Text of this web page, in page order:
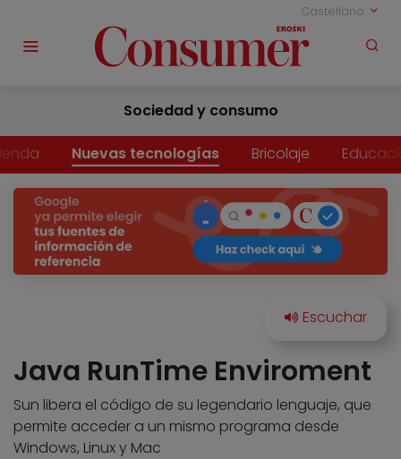
Castellano
Sociedad y consumo
Nuevas tecnologías Bricolaje
Java RunTime Enviroment
Sun libera el código de su legendario lenguaje, que
permite acceder a un mismo programa desde
Windows, Linux y Mac